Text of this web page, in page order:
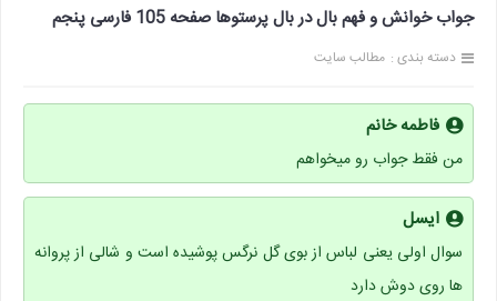
جواب خوانش و فهم بال در بال پرستوها صفحه 105 فارسی پنجم
دسته بندی : مطالب سایت
فاطمه خانم
من فقط جواب رو میخواهم
ایسل
سوال اولی یعنی لباس از بوی گل نرگس پوشیده است و شالی از پروانه
ها روی دوش دارد